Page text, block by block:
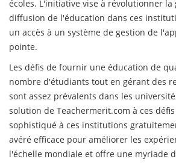
écoles. L'initiative vise à révolutionner la
diffusion de l'éducation dans ces
un accès à un système de gestion de
pointe.
Les défis de fournir une éducation de
nombre d'étudiants tout en gérant des
sont assez prévalents dans les
solution de Teachermerit.com à ces
sophistiqué à ces institutions
avéré efficace pour améliorer les
l'échelle mondiale et offre une myriade